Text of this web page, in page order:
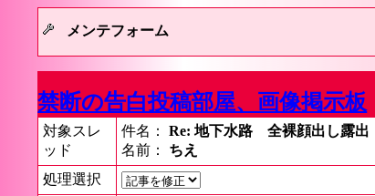
メンテフォーム
禁断の告白投稿部屋、画像掲示板
対象スレ
ッド
件名：Re: 地下水路 全裸顔出し露出
名前： ちえ
処理選択